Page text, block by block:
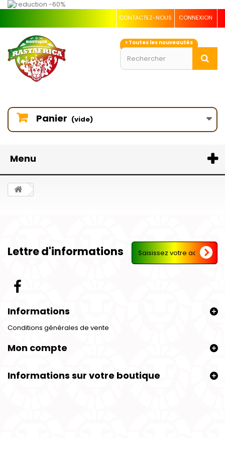
CONNEXION
CONTACTEZ-NOUS
> Toutes les nouveautés
Panier (vide)
Menu
Lettre d'informations
Informations
Conditions générales de vente
Mon compte
Informations sur votre boutique